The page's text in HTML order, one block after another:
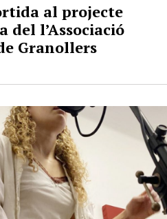
al projecte
del l’Associació
Granollers